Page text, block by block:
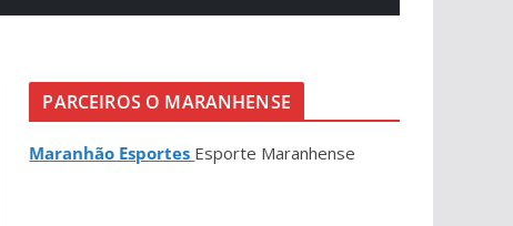
PARCEIROS O MARANHENSE
Maranhão Esportes Esporte Maranhense